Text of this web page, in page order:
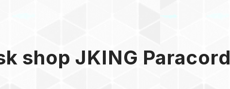
shop JKING Paracord